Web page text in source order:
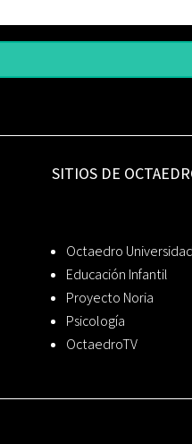
SITIOS DE
Octaedro Universidad
Educación Infantil
Proyecto Noria
Psicología
OctaedroTV